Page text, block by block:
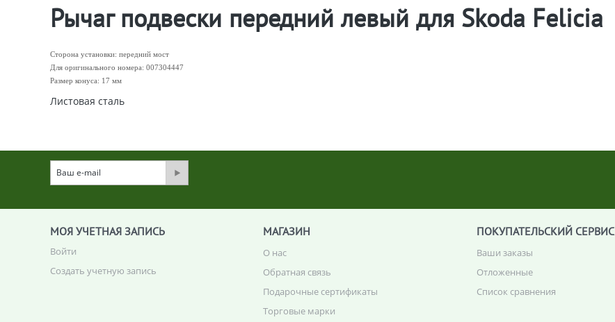
Рычаг подвески передний левый для Skoda Felicia
Сторона установки: передний мост
Для оригинального номера: 007304447
Размер конуса: 17 мм
Листовая сталь
МОЯ УЧЕТНАЯ ЗАПИСЬ
Войти
Создать учетную запись
МАГАЗИН
О нас
Обратная связь
Подарочные сертификаты
Торговые марки
ПОКУПАТЕЛЬСКИЙ СЕРВИС
Ваши заказы
Отложенные
Список сравнения